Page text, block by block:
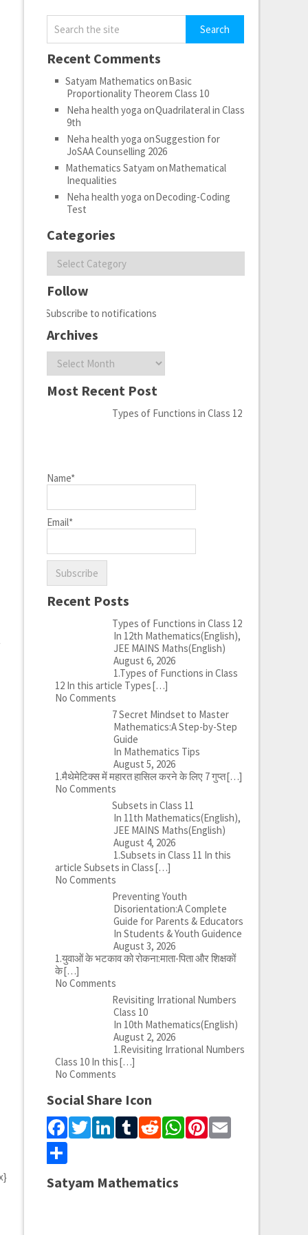
Recent Comments
Satyam Mathematics onBasic
Proportionality Theorem Class 10
Neha health yoga onQuadrilateral in Class
9th
Neha health yoga onSuggestion for
JoSAA Counselling 2026
Mathematics Satyam onMathematical
Inequalities
Neha health yoga onDecoding-Coding
Test
Categories
Categories
Follow
Subscribe to notifications
Archives
Archives
Most Recent Post
Types of Functions in Class 12
Name*
Email*
Recent Posts
Types of Functions in Class 12
In 12th Mathematics(English),
JEE MAINS Maths(English)
August 6, 2026
1.Types of Functions in Class
12 In this article Types[…]
No Comments
7 Secret Mindset to Master
Mathematics:A Step-by-Step
Guide
In Mathematics Tips
August 5, 2026
1.मैथेमेटिक्स में महारत हासिल करने के लिए 7 गुप्त[…]
No Comments
Subsets in Class 11
In 11th Mathematics(English),
JEE MAINS Maths(English)
August 4, 2026
1.Subsets in Class 11 In this
article Subsets in Class[…]
No Comments
Preventing Youth
Disorientation:A Complete
Guide for Parents & Educators
In Students & Youth Guidence
August 3, 2026
1.युवाओं के भटकाव को रोकना:माता-पिता और शिक्षकों
के[…]
No Comments
Revisiting Irrational Numbers
Class 10
In 10th Mathematics(English)
August 2, 2026
1.Revisiting Irrational Numbers
Class 10 In this[…]
No Comments
Social Share Icon
Facebook
Twitter
LinkedIn
Tumblr
Reddit
WhatsApp
Pinterest
Email
Share
Satyam Mathematics